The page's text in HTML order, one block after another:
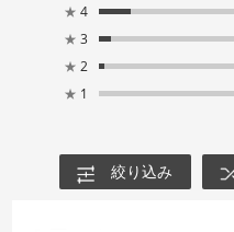
★ 4
★ 3
★ 2
★ 1
絞り込み